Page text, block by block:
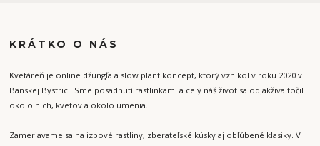
KRÁTKO O NÁS
Kvetáreň je online džungľa a slow plant koncept, ktorý vznikol v roku 2020 v
Banskej Bystrici. Sme posadnutí rastlinkami a celý náš život sa odjakživa točil
okolo nich, kvetov a okolo umenia.
Zameriavame sa na izbové rastliny, zberateľské kúsky aj obľúbené klasiky. V